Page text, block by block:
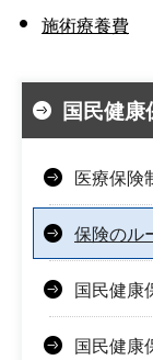
施術療養費
国民健
医療保険
保険のル
国民健康
国民健康